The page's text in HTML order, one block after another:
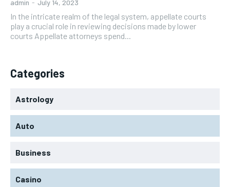
admin - July 14, 2023
In the intricate realm of the legal system, appellate courts
play a crucial role in reviewing decisions made by lower
courts Appellate attorneys spend...
Categories
Astrology
Auto
Business
Casino